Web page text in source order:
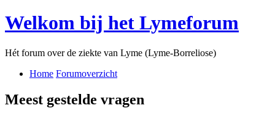
Welkom bij het Lymeforum
Hét forum over de ziekte van Lyme (Lyme-Borreliose)
Home Forumoverzicht
Meest gestelde vragen